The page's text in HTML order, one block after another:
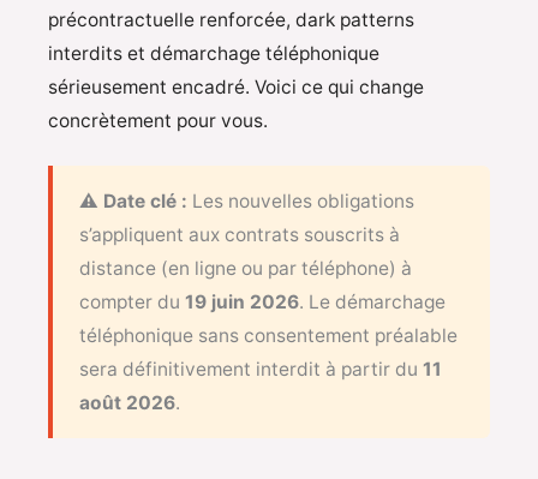
précontractuelle renforcée, dark patterns
interdits et démarchage téléphonique
sérieusement encadré. Voici ce qui change
concrètement pour vous.
⚠️ Date clé : Les nouvelles obligations
s’appliquent aux contrats souscrits à
distance (en ligne ou par téléphone) à
compter du 19 juin 2026. Le démarchage
téléphonique sans consentement préalable
sera définitivement interdit à partir du 11
août 2026.